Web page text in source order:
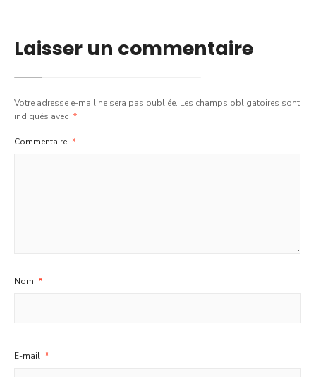
Laisser un commentaire
Votre adresse e-mail ne sera pas publiée. Les champs obligatoires sont
indiqués avec *
Commentaire *
Nom *
E-mail *